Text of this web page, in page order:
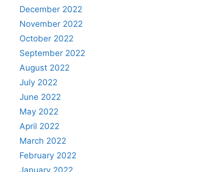
December 2022
November 2022
October 2022
September 2022
August 2022
July 2022
June 2022
May 2022
April 2022
March 2022
February 2022
January 2022